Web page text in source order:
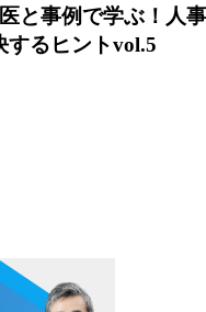
と事例で学ぶ！人
するヒントvol.5